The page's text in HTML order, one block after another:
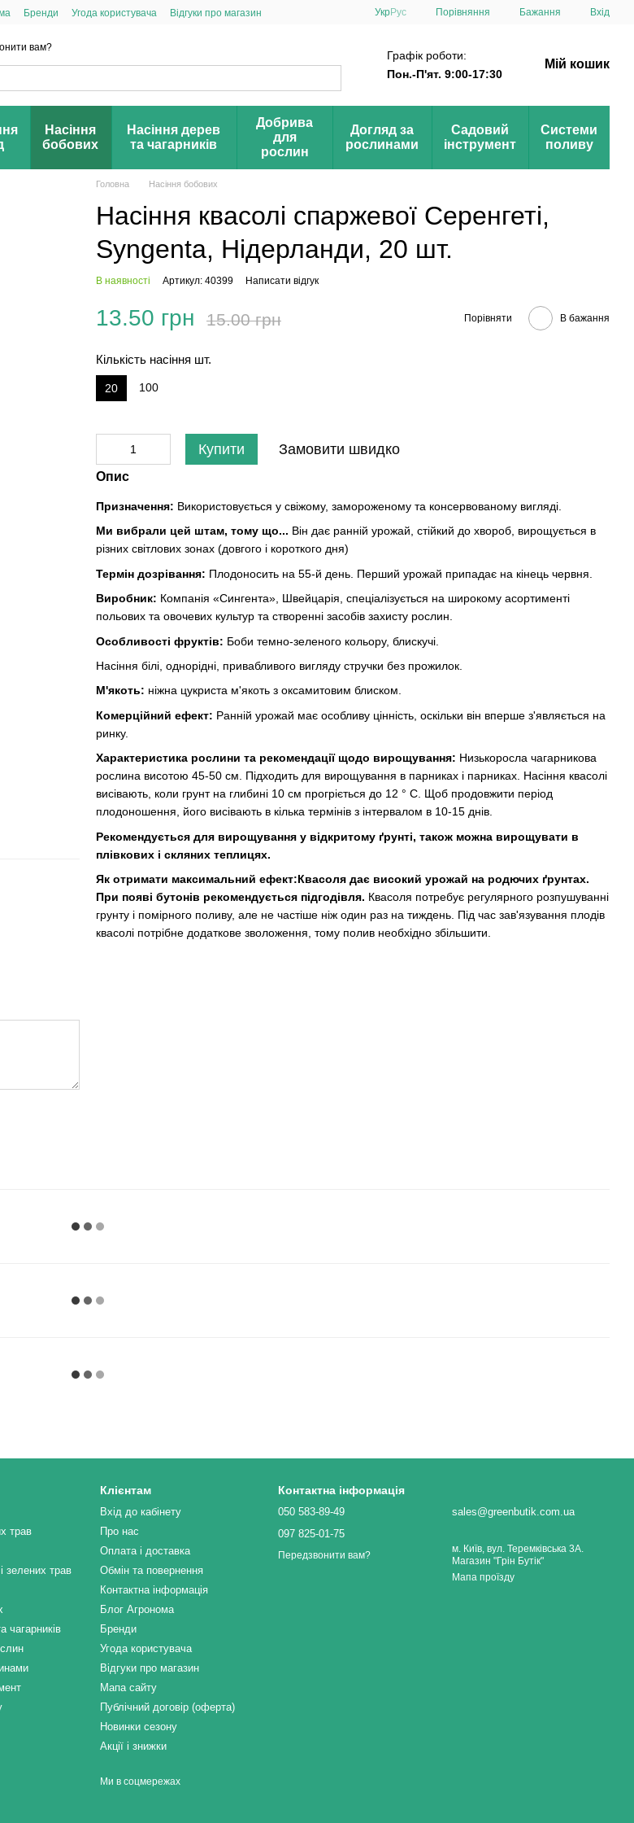
Бренди Угода користувача
Відгуки про магазин
УкрРус Порівняння Бажання Вхід
вам?
Графік роботи:
Пон.-П'ят. 9:00-17:30
Мій кошик
Насіння
бобових
Насіння дерев
та чагарників
Добрива
для
рослин
Догляд за
рослинами
Садовий
інструмент
Системи
поливу
Головна Насіння бобових
Насіння квасолі спаржевої Серенгеті,
Syngenta, Нідерланди, 20 шт.
В наявності Артикул: 40399 Написати відгук
13.50 грн 15.00 грн Порівняти В бажання
Кількість насіння шт.
20 100
Купити Замовити швидко
Опис
Призначення: Використовується у свіжому, замороженому та консервованому вигляді.
Ми вибрали цей штам, тому що... Він дає ранній урожай, стійкий до хвороб, вирощується в
різних світлових зонах (довгого і короткого дня)
Термін дозрівання: Плодоносить на 55-й день. Перший урожай припадає на кінець червня.
Виробник: Компанія «Сингента», Швейцарія, спеціалізується на широкому асортименті
польових та овочевих культур та створенні засобів захисту рослин.
Особливості фруктів: Боби темно-зеленого кольору, блискучі.
Насіння білі, однорідні, привабливого вигляду стручки без прожилок.
М'якоть: ніжна цукриста м'якоть з оксамитовим блиском.
Комерційний ефект: Ранній урожай має особливу цінність, оскільки він вперше з'являється на
ринку.
Характеристика рослини та рекомендації щодо вирощування: Низькоросла чагарникова
рослина висотою 45-50 см. Підходить для вирощування в парниках і парниках. Насіння квасолі
висівають, коли грунт на глибині 10 см прогріється до 12 ° С. Щоб продовжити період
плодоношення, його висівають в кілька термінів з інтервалом в 10-15 днів.
Рекомендується для вирощування у відкритому ґрунті, також можна вирощувати в
плівкових і скляних теплицях.
Як отримати максимальний ефект:Квасоля дає високий урожай на родючих ґрунтах.
При появі бутонів рекомендується підгодівля. Квасоля потребує регулярного розпушуванні
грунту і помірного поливу, але не частіше ніж один раз на тиждень. Під час зав'язування плодів
квасолі потрібне додаткове зволоження, тому полив необхідно збільшити.
трав
зелених трав
чагарників
Клієнтам
Вхід до кабінету
Про нас
Оплата і доставка
Обмін та повернення
Контактна інформація
Блог Агронома
Бренди
Угода користувача
Відгуки про магазин
Мапа сайту
Публічний договір (оферта)
Новинки сезону
Акції і знижки
Ми в соцмережах
Контактна інформація
050 583-89-49
097 825-01-75
Передзвонити вам?
sales@greenbutik.com.ua
м. Київ, вул. Теремківська 3А.
Магазин "Грін Бутік"
Мапа проїзду